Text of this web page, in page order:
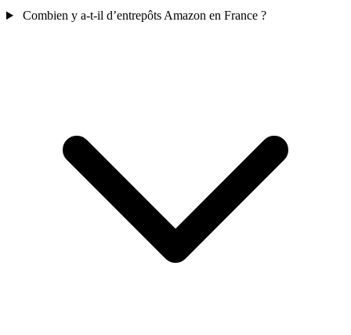
Combien y a-t-il d’entrepôts Amazon en France ?